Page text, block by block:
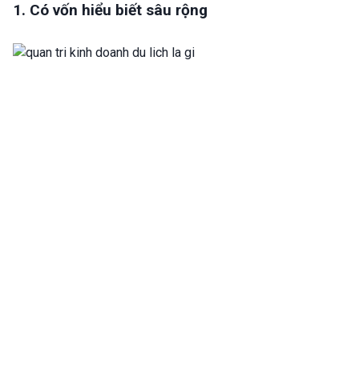
1. Có vốn hiểu biết sâu rộng